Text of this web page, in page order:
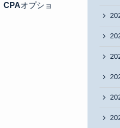
CPAオプショ